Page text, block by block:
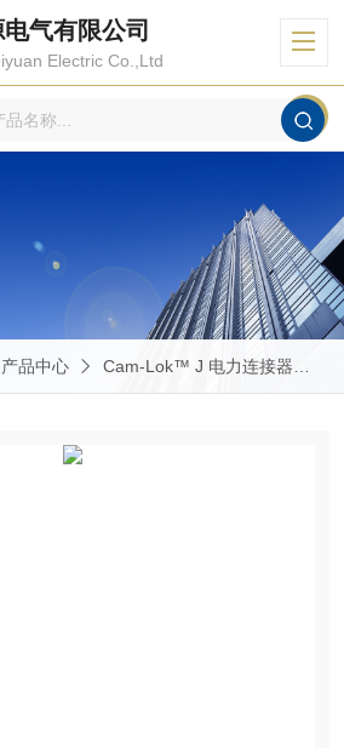
气有限公司
Electric Co.,Ltd
产品中心 Cam-Lok™ J 电力连接器